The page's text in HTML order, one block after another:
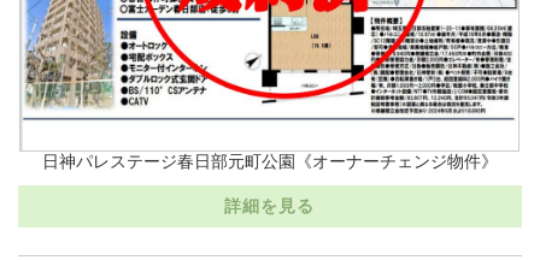
日神パレステージ春日部元町公園《オーナーチェンジ物件》
詳細を見る